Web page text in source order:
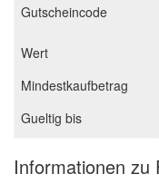
Informationen zu